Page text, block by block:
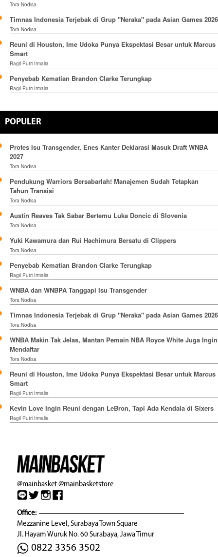
Tora Nodisa
Timnas Indonesia Terjebak di Grup "Neraka" pada Asian Games 2026
Tora Nodisa
Reuni di Houston, Ime Udoka Punya Ekspektasi Besar untuk Marcus
Smart
Ragil Putri Irmalia
Penyebab Kematian Brandon Clarke Terungkap
Ragil Putri Irmalia
POPULER
Protes Isu Transgender, Enes Kanter Deklarasi Masuk Draft WNBA
2027
Tora Nodisa
Pendukung Warriors Bersabarlah! Manajemen Sudah Tetapkan
Tahun Transisi
Tora Nodisa
Austin Reaves Tak Sabar Bertemu Luka Doncic di Slovenia
Tora Nodisa
Yuki Kawamura dan Rui Hachimura Bersatu di Clippers
Tora Nodisa
Penyebab Kematian Brandon Clarke Terungkap
Ragil Putri Irmalia
WNBA dan WNBPA Tanggapi Isu Transgender
Tora Nodisa
Timnas Indonesia Terjebak di Grup "Neraka" pada Asian Games 2026
Tora Nodisa
WNBA Makin Tak Jelas, Mantan Pemain NBA Royce White Juga Ingin
Mendaftar
Tora Nodisa
Reuni di Houston, Ime Udoka Punya Ekspektasi Besar untuk Marcus
Smart
Ragil Putri Irmalia
Kevin Love Ingin Reuni dengan LeBron, Tapi Ada Kendala di Sixers
Ragil Putri Irmalia
@mainbasket@mainbasketstore
Office:
Mezzanine Level, Surabaya Town Square
Jl. Hayam Wuruk No. 60 Surabaya, Jawa Timur
0822 3356 3502